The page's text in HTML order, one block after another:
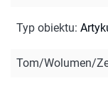
Typ obiektu:
Tom/Wolumen/